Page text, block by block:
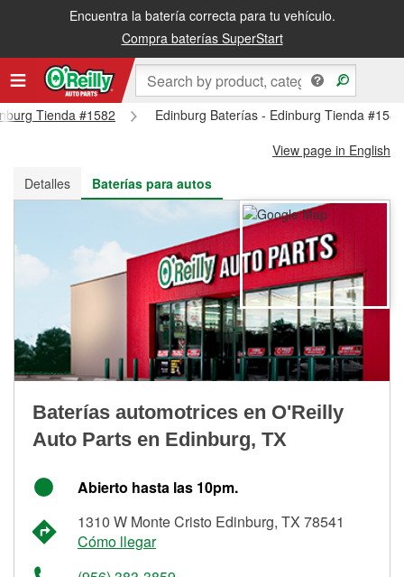
Encuentra la batería correcta para tu vehículo.
Compra baterías SuperStart
Recibe tu orden gratis al día siguiente o recógela en la tienda
Tienda #1582
Edinburg Baterías - Edinburg Tienda #1582
View page in English
Detalles
Baterías para autos
Baterías automotrices en O'Reilly
Auto Parts en Edinburg, TX
Abierto hasta las 10pm.
1310 W Monte Cristo Edinburg, TX 78541
Cómo llegar